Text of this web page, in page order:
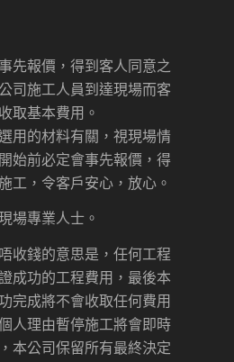
先報價，得到客人同意之
司施工人員到達現場而客
取基本費用。
用的材料有關，視現場情
始前必定會事先報價，得
工，令客戶安心，放心。
場專業人士。
收錢的意思是，任何工程
成功的工程費用，最後本
完成將不會收取任何費用
人理由暫停施工將會即時
本公司保留所有最終決定